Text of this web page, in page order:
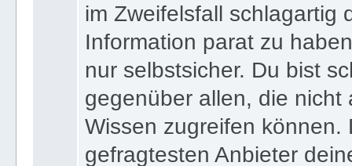
im Zweifelsfall schlagartig
Information parat zu
nur selbstsicher. Du bist
gegenüber allen, die nicht
Wissen zugreifen können.
gefragtesten Anbieter